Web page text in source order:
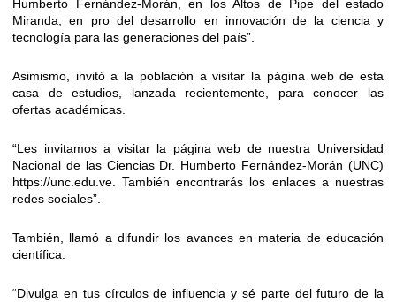
Humberto Fernández-Morán, en los Altos de Pipe del estado
Miranda, en pro del desarrollo en innovación de la ciencia y
tecnología para las generaciones del país”.
Asimismo, invitó a la población a visitar la página web de esta
casa de estudios, lanzada recientemente, para conocer las
ofertas académicas.
“Les invitamos a visitar la página web de nuestra Universidad
Nacional de las Ciencias Dr. Humberto Fernández-Morán (UNC)
https://unc.edu.ve. También encontrarás los enlaces a nuestras
redes sociales”.
También, llamó a difundir los avances en materia de educación
científica.
“Divulga en tus círculos de influencia y sé parte del futuro de la